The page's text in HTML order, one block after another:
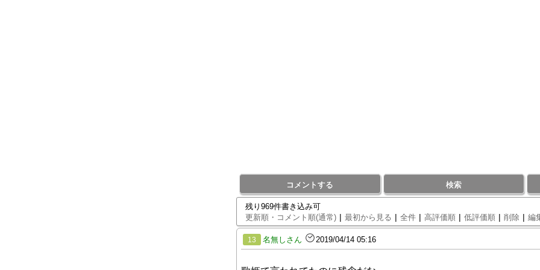
コメントする 検索
残り969件書き込み可
更新順・コメント順(通常) | 最初から見る | 全件 | 高評価順 | 低評価順 | 削除 | 編
13 名無しさん 2019/04/14 05:16